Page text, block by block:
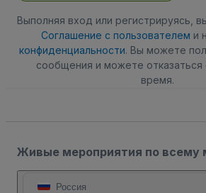
Выполняя вход или регистрируясь,
Соглашение с пользователем и
конфиденциальности. Вы можете
сообщения и можете
время.
Живые мероприятия по всему
Россия